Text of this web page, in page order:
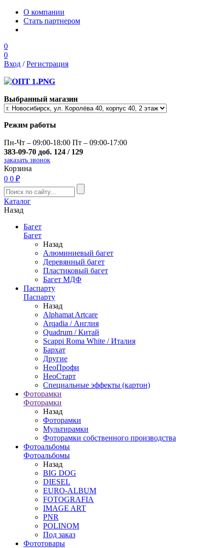
О компании
Стать партнером
0
0
Вход /Регистрация
Выбранный магазин
Режим работы
Пн-Чт – 09:00-18:00 Пт – 09:00-17:00
383-09-70 доб. 124 / 129
заказать звонок
Корзина
0 0 ₽
Каталог
Назад
Багет
Багет
Назад
Алюминиевый багет
Деревянный багет
Пластиковый багет
Багет МДФ
Паспарту
Паспарту
Назад
Alphamat Artcare
Arqadia / Англия
Quadrum / Китай
Scappi Roma White / Италия
Бархат
Другие
НеоПрофи
НеоСтарт
Специальные эффекты (картон)
Фоторамки
Фоторамки
Назад
Фоторамки
Мультирамки
Фоторамки собственного производства
Фотоальбомы
Фотоальбомы
Назад
BIG DOG
DIESEL
EURO-ALBUM
FOTOGRAFIA
IMAGE ART
PNR
POLINOM
Под заказ
Фототовары